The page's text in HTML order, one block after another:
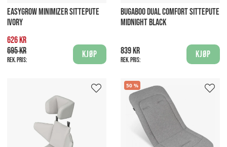
EASYGROW MINIMIZER SITTEPUTE
IVORY
626 kr
695 kr
Rek. pris:
Kjøp
BUGABOO DUAL COMFORT SITTEPUTE
MIDNIGHT BLACK
839 kr
Rek. pris:
Kjøp
50